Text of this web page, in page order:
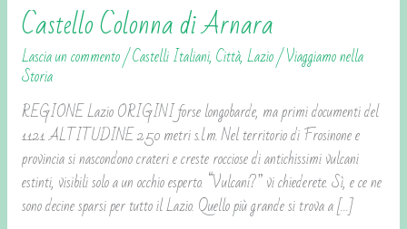
Castello Colonna di Arnara
Lascia un commento/Castelli Italiani,Città,Lazio/Viaggiamo nella
Storia
REGIONE Lazio ORIGINI forse longobarde, ma primi documenti del
1121 ALTITUDINE 250 metri s.l.m. Nel territorio di Frosinone e
provincia si nascondono crateri e creste rocciose di antichissimi vulcani
estinti, visibili solo a un occhio esperto. “Vulcani?” vi chiederete. Sì, e ce ne
sono decine sparsi per tutto il Lazio. Quello più grande si trova a […]
Castello
Colonna
di
Arnara